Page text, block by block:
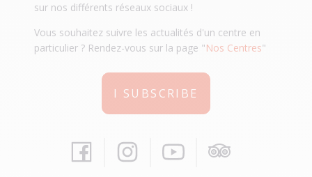
sur nos différents réseaux sociaux !
Vous souhaitez suivre les actualités d'un centre en
particulier ? Rendez-vous sur la page "Nos Centres"
I SUBSCRIBE